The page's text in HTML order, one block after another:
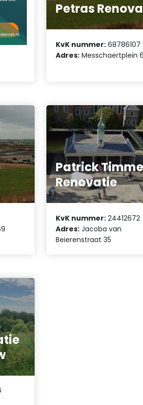
Petras
KvK nummer: 68786107
Adres: Messchaertplein
Patrick
Renovatie
KvK nummer: 24412672
Adres: Jacoba van
Beierenstraat 35